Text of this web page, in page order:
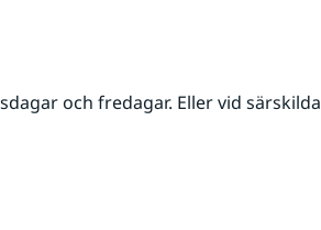
och fredagar. Eller vid särskilda